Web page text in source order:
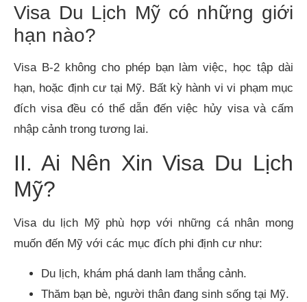
Visa Du Lịch Mỹ có những giới
hạn nào?
Visa B-2 không cho phép bạn làm việc, học tập dài
hạn, hoặc định cư tại Mỹ. Bất kỳ hành vi vi phạm mục
đích visa đều có thể dẫn đến việc hủy visa và cấm
nhập cảnh trong tương lai.
II. Ai Nên Xin Visa Du Lịch
Mỹ?
Visa du lịch Mỹ phù hợp với những cá nhân mong
muốn đến Mỹ với các mục đích phi định cư như:
Du lịch, khám phá danh lam thắng cảnh.
Thăm bạn bè, người thân đang sinh sống tại Mỹ.